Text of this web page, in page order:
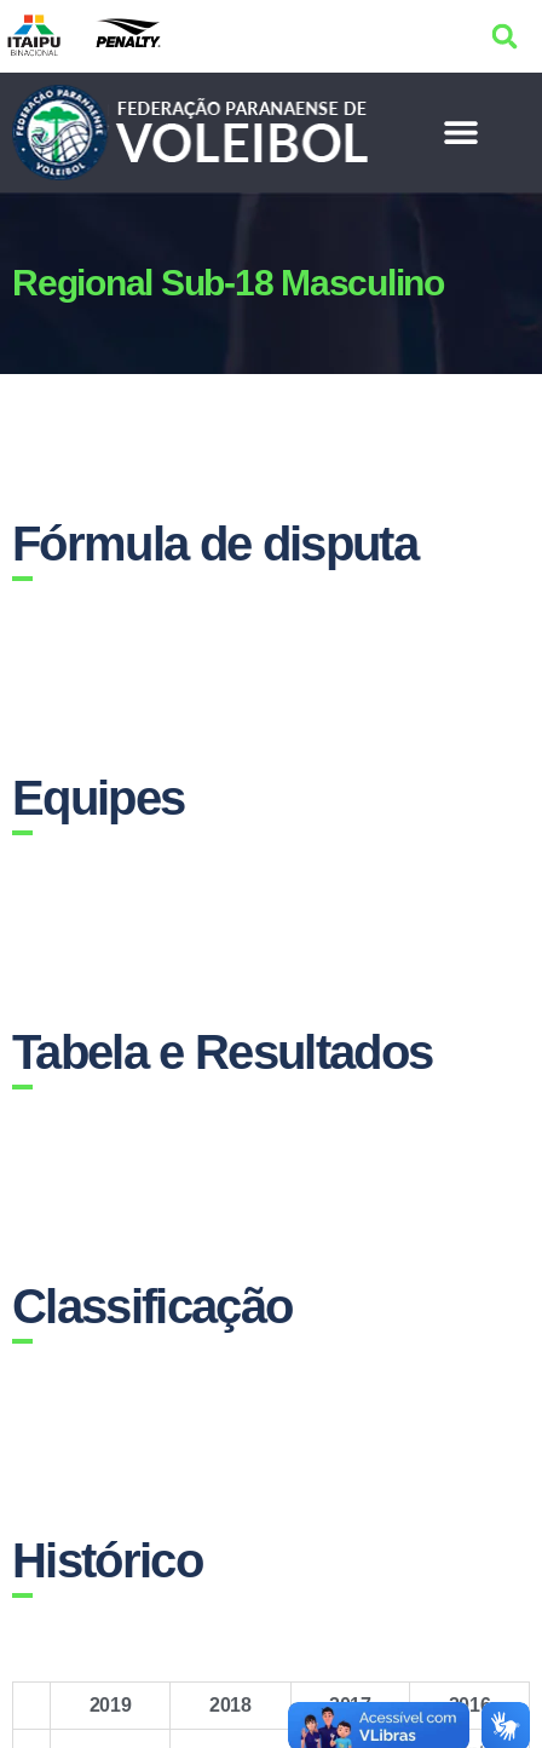
Regional Sub-18 Masculino
Fórmula de disputa
Equipes
Tabela e Resultados
Classificação
Histórico
2019 2018 2017 2016